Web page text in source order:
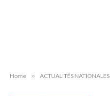
Home » ACTUALITÉS NATIONALES